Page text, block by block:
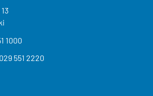
13
1000
029 551 2220